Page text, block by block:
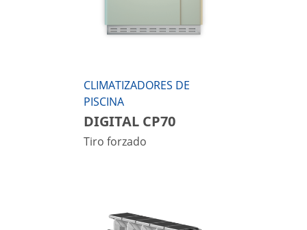
CLIMATIZADORES DE
PISCINA
DIGITAL CP70
Tiro forzado